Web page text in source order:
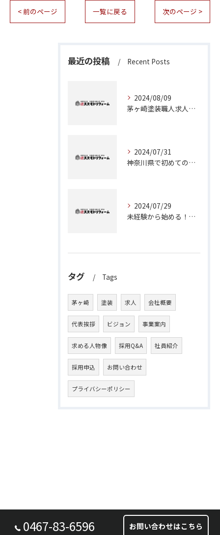
< 前のページ 一覧に戻る 次のページ >
最近の投稿 Recent Posts
2024/08/09
茅ヶ崎塗装職人求人：神奈川県で理想のキャリアを築くチャンス
2024/07/31
神奈川県で初めての外壁塗装に挑戦！成功のためのステップガイド
2024/07/29
未経験から始める！茅ヶ崎で塗装職人としてのキャリアアップ
タグ Tags
茅ヶ崎 塗装 求人 会社概要
代表挨拶 ビジョン 事業案内
求める人物像 採用Q&A 社員紹介
採用申込 お問い合わせ
プライバシーポリシー
0467-83-6596 お問い合わせはこちら